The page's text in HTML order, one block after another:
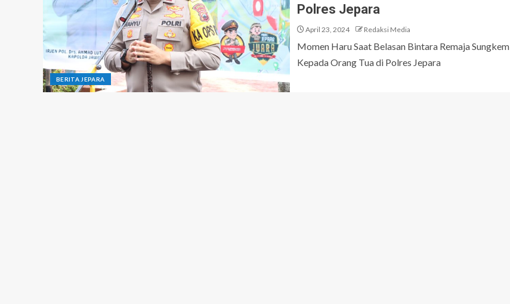
BERITA JEPARA
Polres Jepara
April 23, 2024 Redaksi Media
Momen Haru Saat Belasan Bintara Remaja Sungkem
Kepada Orang Tua di Polres Jepara